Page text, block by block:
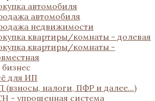
автомобиля
автомобиля
недвижимости
квартиры/комнаты - долевая
квартиры/комнаты -
для ИП
(взносы, налоги, ПФР и далее...)
- упрощенная система